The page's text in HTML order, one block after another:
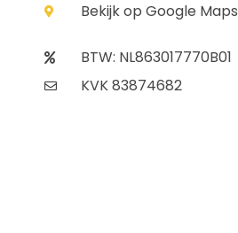
Bekijk op Google Maps
BTW: NL863017770B01
KVK 83874682